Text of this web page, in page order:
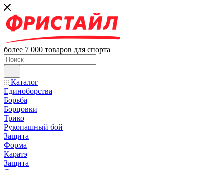
более 7 000 товаров для спорта
Каталог
Единоборства
Борьба
Борцовки
Трико
Рукопашный бой
Защита
Форма
Каратэ
Защита